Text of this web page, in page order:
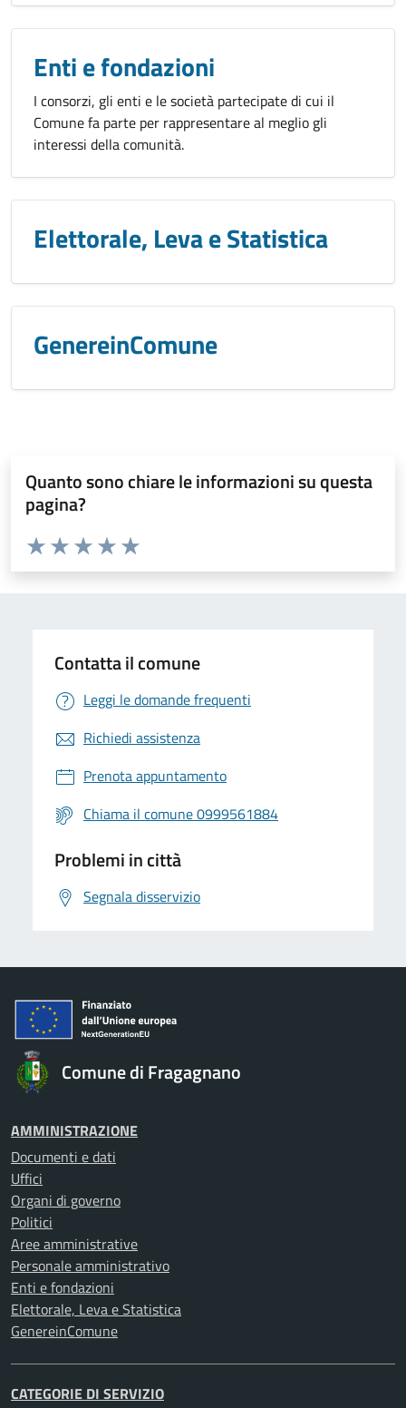
Enti e fondazioni
I consorzi, gli enti e le società partecipate di cui il
Comune fa parte per rappresentare al meglio gli
interessi della comunità.
Elettorale, Leva e Statistica
GenereinComune
Quanto sono chiare le informazioni su questa
pagina?
Valuta da 1 a 5 stelle la pagina
Valuta 5 stelle su 5
Valuta 4 stelle su 5
Valuta 3 stelle su 5
Valuta 2 stelle su 5
Valuta 1 stelle su 5
Contatta il comune
Leggi le domande frequenti
Richiedi assistenza
Prenota appuntamento
Chiama il comune 0999561884
Problemi in città
Segnala disservizio
Comune di Fragagnano
AMMINISTRAZIONE
Documenti e dati
Uffici
Organi di governo
Politici
Aree amministrative
Personale amministrativo
Enti e fondazioni
Elettorale, Leva e Statistica
GenereinComune
CATEGORIE DI SERVIZIO